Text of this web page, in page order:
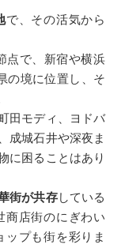
で、その活気から
点で、新宿や横浜
の境に位置し、そ
田モディ、ヨドバ
成城石井や深夜ま
に困ることはあり
街が共存している
商店街のにぎわい
プも街を彩りま